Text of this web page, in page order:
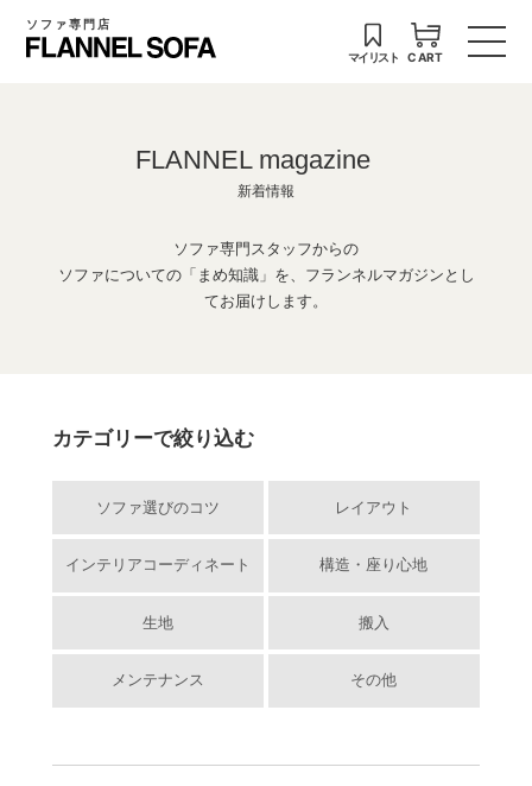
ソファ専門店
マイリスト CART
FLANNEL magazine
新着情報
ソファ専門スタッフからの
ソファについての「まめ知識」を、フランネルマガジンとし
てお届けします。
カテゴリーで絞り込む
ソファ選びのコツ レイアウト
インテリアコーディネート 構造・座り心地
生地 搬入
メンテナンス その他